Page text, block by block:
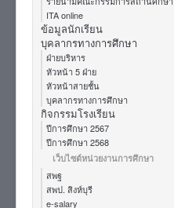
ITA online
ข้อมูลนักเรียน
บุคลากรทางการศึกษา
ฝ่ายบริหาร
หัวหน้า 5 ฝ่าย
หัวหน้าสายชั้น
บุคลากรทางการศึกษา
กิจกรรมโรงเรียน
ปีการศึกษา 2567
ปีการศึกษา 2568
เว็บไซต์หน่วยงานการศึกษา
สพฐ
สพป. สิงห์บุรี
e-salary